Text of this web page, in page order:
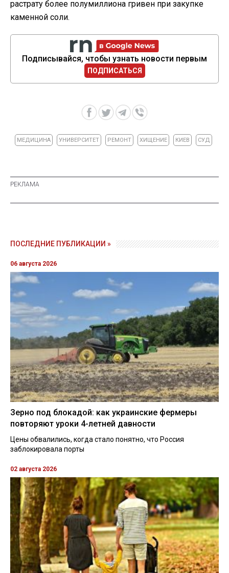
растрату более полумиллиона гривен при закупке
каменной соли.
Подписывайся, чтобы узнать новости первым
ПОДПИСАТЬСЯ
МЕДИЦИНА УНИВЕРСИТЕТ РЕМОНТ ХИЩЕНИЕ КИЕВ СУД
ПОСЛЕДНИЕ ПУБЛИКАЦИИ »
06 августа 2026
Зерно под блокадой: как украинские фермеры
повторяют уроки 4-летней давности
Цены обвалились, когда стало понятно, что Россия
заблокировала порты
02 августа 2026